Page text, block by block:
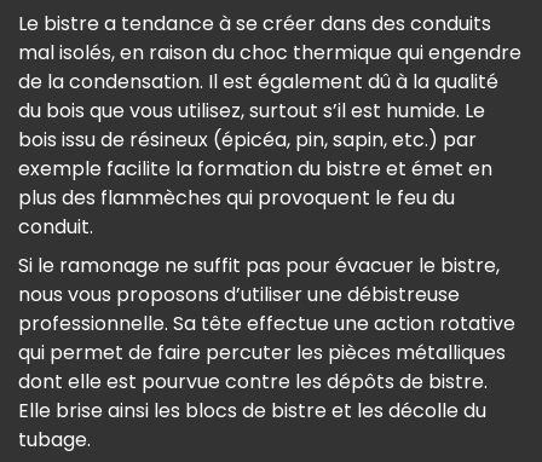
Le bistre a tendance à se créer dans des conduits
mal isolés, en raison du choc thermique qui engendre
de la condensation. Il est également dû à la qualité
du bois que vous utilisez, surtout s’il est humide. Le
bois issu de résineux (épicéa, pin, sapin, etc.) par
exemple facilite la formation du bistre et émet en
plus des flammèches qui provoquent le feu du
conduit.
Si le ramonage ne suffit pas pour évacuer le bistre,
nous vous proposons d’utiliser une débistreuse
professionnelle. Sa tête effectue une action rotative
qui permet de faire percuter les pièces métalliques
dont elle est pourvue contre les dépôts de bistre.
Elle brise ainsi les blocs de bistre et les décolle du
tubage.